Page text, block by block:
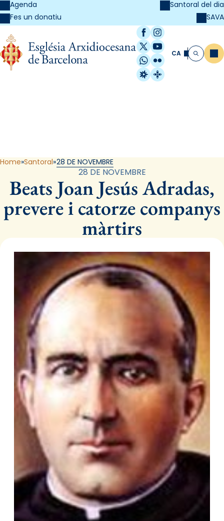
Agenda
Fes un donatiu
Santoral del dia
SAVA
Facebook
Instagram
X / Twitter
YouTube
WhatsApp
Flickr
Radio Estel
Catalunya
CA Cerca
Home Santoral 28 DE NOVEMBRE
28 DE NOVEMBRE
Beats Joan Jesús Adradas,
prevere i catorze companys
màrtirs